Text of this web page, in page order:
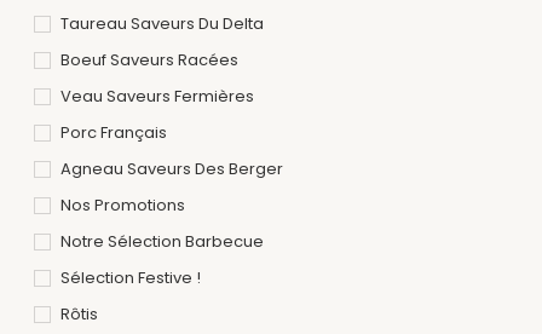
Taureau Saveurs Du Delta
Boeuf Saveurs Racées
Veau Saveurs Fermières
Porc Français
Agneau Saveurs Des Berger
Nos Promotions
Notre Sélection Barbecue
Sélection Festive !
Rôtis